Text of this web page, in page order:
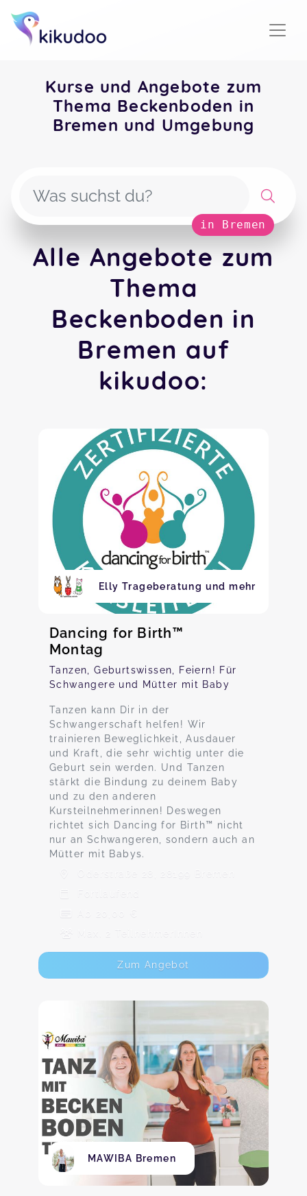
Kurse und Angebote zum
Thema Beckenboden in
Bremen und Umgebung
in Bremen
Alle Angebote zum
Thema
Beckenboden in
Bremen auf
kikudoo:
Elly Trageberatung und mehr
Dancing for Birth™
Montag
Tanzen, Geburtswissen, Feiern! Für
Schwangere und Mütter mit Baby
Tanzen kann Dir in der
Schwangerschaft helfen! Wir
trainieren Beweglichkeit, Ausdauer
und Kraft, die sehr wichtig unter die
Geburt sein werden. Und Tanzen
stärkt die Bindung zu deinem Baby
und zu den anderen
Kursteilnehmerinnen! Deswegen
richtet sich Dancing for Birth™ nicht
nur an Schwangeren, sondern auch an
Mütter mit Babys.
Oderstraße 28, 28199 Bremen
Fortlaufend
Ab 20,00 €
Max. 2 TeilnehmerInnen
Zum Angebot
MAWIBA Bremen